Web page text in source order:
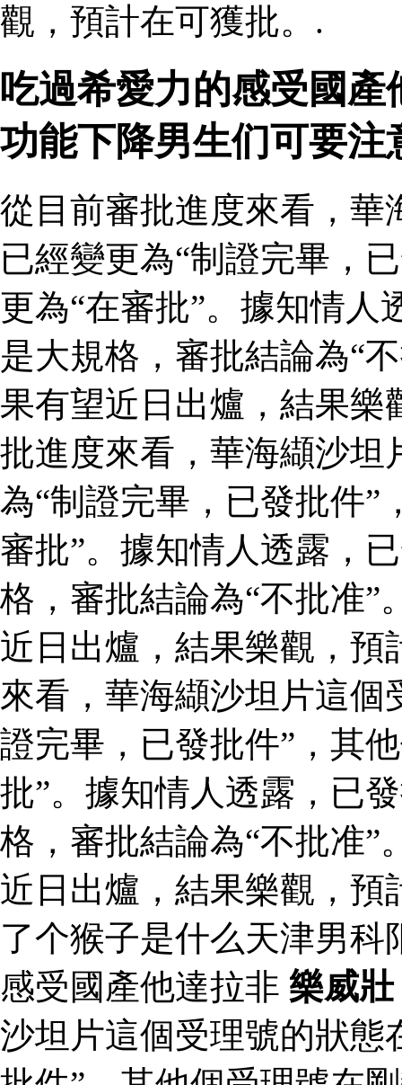
觀，預計在可獲批。.
吃過希愛力的感受國
功能下降男生们可要注
從目前審批進度來看，華
已經變更為“制證完畢，
更為“在審批”。據知情
是大規格，審批結論為“
果有望近日出爐，結果樂
批進度來看，華海纈沙坦
為“制證完畢，已發批件”
審批”。據知情人透露，
格，審批結論為“不批准”
近日出爐，結果樂觀，預
來看，華海纈沙坦片這個
證完畢，已發批件”，其
批”。據知情人透露，已
格，審批結論為“不批准”
近日出爐，結果樂觀，
了个猴子是什么天津男
感受國產他達拉非 樂威壯
沙坦片這個受理號的狀態